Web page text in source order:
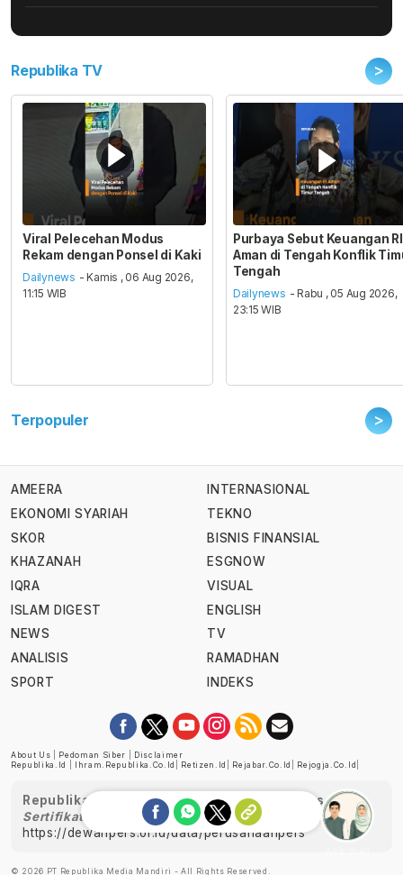
Republika TV >
Viral Pelecehan Modus
Rekam dengan Ponsel di Kaki
Dailynews - Kamis , 06 Aug 2026,
11:15 WIB
Purbaya Sebut Keuangan RI
Aman di Tengah Konflik
Tengah
Dailynews - Rabu , 05 Aug 2026,
23:15 WIB
Terpopuler >
AMEERA
EKONOMI SYARIAH
SKOR
KHAZANAH
IQRA
ISLAM DIGEST
NEWS
ANALISIS
SPORT
INTERNASIONAL
TEKNO
BISNIS FINANSIAL
ESGNOW
VISUAL
ENGLISH
TV
RAMADHAN
INDEKS
About Us Pedoman Siber
Disclaimer
Republika.id
Ihram.republika.co.id Retizen.id Rejabar.co.id Rejogja.co.id
Republika telah diverifikasi oleh Dewan Pers
Sertifikat Nomor 1058/DP-Verifikasi/K/XII/2022
https://dewanpers.or.id/data/perusahaanpers
© 2026 PT Republika Media Mandiri - All Rights Reserved.